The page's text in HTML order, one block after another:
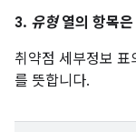
3. 유형열의 항목은
취약점 세부정보 표
를 뜻합니다.